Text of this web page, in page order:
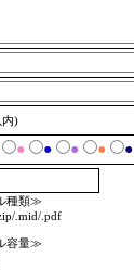
内)
● ● ● ● ●
種類≫
.mid/.pdf
容量≫